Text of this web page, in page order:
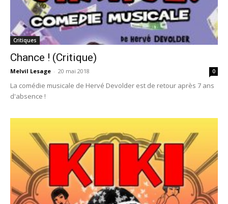
Critiques
Chance ! (Critique)
Melvil Lesage - 20 mai 2018 0
La comédie musicale de Hervé Devolder est de retour après 7 ans
d'absence !